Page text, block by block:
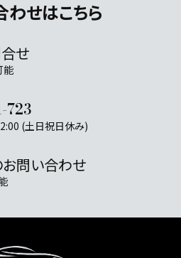
わせはこちら
せ
能
723
(土日祝日休み)
問い合わせ